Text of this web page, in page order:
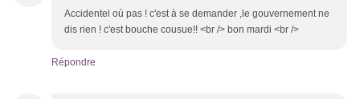
Accidentel où pas ! c'est à se demander ,le gouvernement ne
dis rien ! c'est bouche cousue!! <br /> bon mardi <br />
Répondre